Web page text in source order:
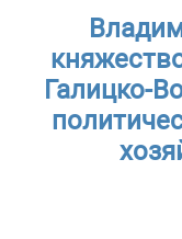
Галицко-